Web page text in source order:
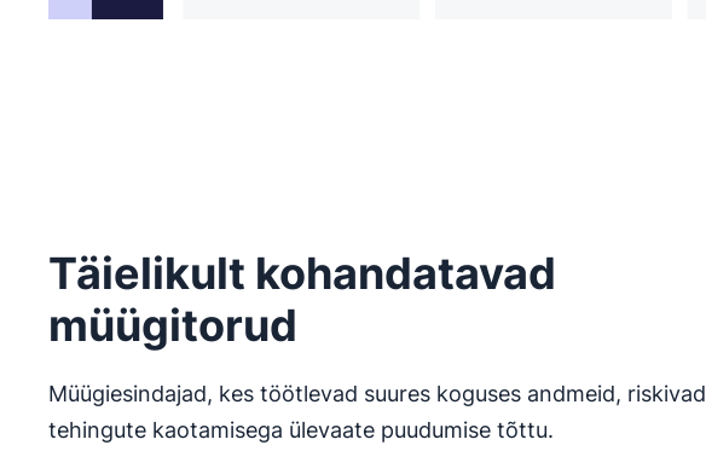
Täielikult kohandatavad
müügitorud
Müügiesindajad, kes töötlevad suures koguses andmeid, riskivad
tehingute kaotamisega ülevaate puudumise tõttu.